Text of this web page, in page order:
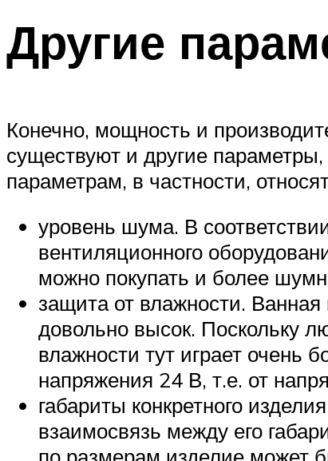
Другие
Конечно, мощность и
существуют и другие
параметрам, в частности,
уровень шума. В
вентиляционного
можно покупать и более
защита от влажности.
довольно высок. Поскольку
влажности тут играет очень
напряжения 24 В, т.е. от
габариты конкретного
взаимосвязь между его